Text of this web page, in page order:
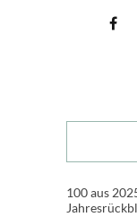
100 aus